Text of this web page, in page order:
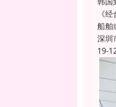
《
船舶
深圳
19-